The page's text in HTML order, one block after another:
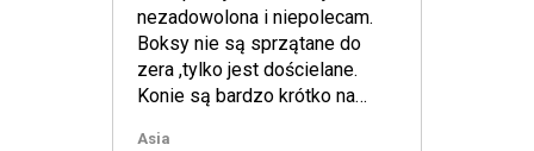
nezadowolona i niepolecam.
Boksy nie są sprzątane do
zera ,tylko jest dościelane.
Konie są bardzo krótko na
Asia